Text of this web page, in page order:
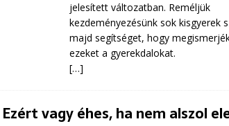
jelesített változatban. Reméljük
kezdeményezésünk sok kisgyerek
majd segítséget, hogy
ezeket a gyerekdalokat.
[…]
Ezért vagy éhes, ha nem alszol